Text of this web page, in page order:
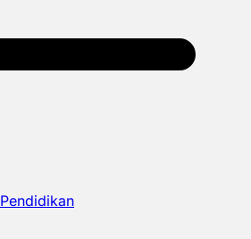
Pendidikan